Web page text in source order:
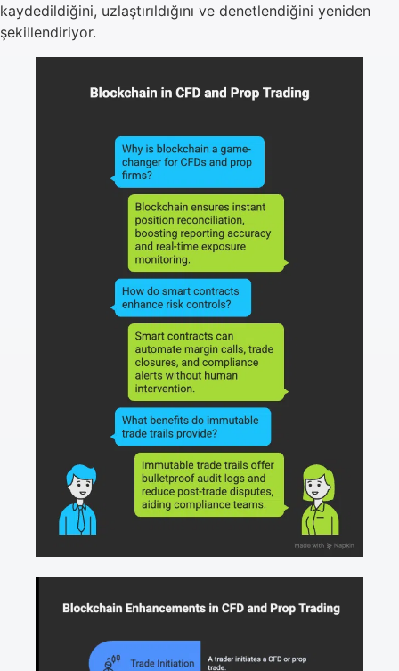
kaydedildiğini, uzlaştırıldığını ve denetlendiğini yeniden
şekillendiriyor.